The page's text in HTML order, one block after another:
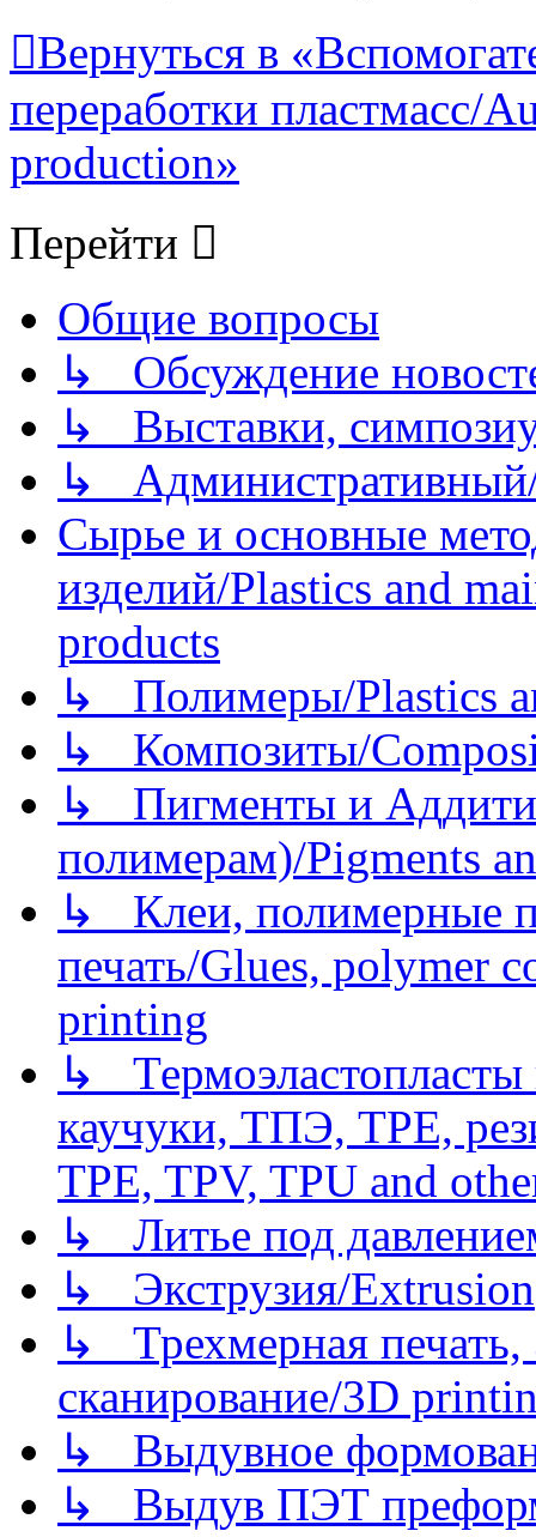
Вернуться в
переработки пластмасс/
production»
Перейти
Общие вопросы
↳ Обсуждение
↳ Выставки,
↳
Сырье и основные
изделий/Plastics and
products
↳ Полимеры/Plastics
↳ Композиты/
↳ Пигменты и
полимерам)/Pigments
↳ Клеи, полимерные
печать/Glues, polymer
printing
↳
каучуки, ТПЭ, TPE,
TPE, TPV, TPU and
↳ Литье под
↳ Экструзия/Extrusion
↳ Трехмерная
сканирование/3D
↳ Выдувное
↳ Выдув ПЭТ